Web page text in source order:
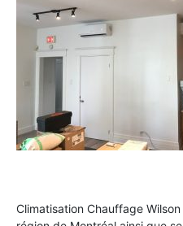
Climatisation Chauffage